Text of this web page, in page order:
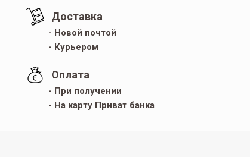
Доставка
- Новой почтой
- Курьером
Оплата
- При получении
- На карту Приват банка